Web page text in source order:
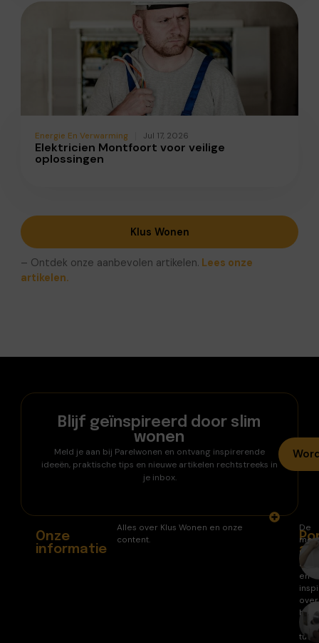
Energie En Verwarming Jul 17, 2026
Elektricien Montfoort voor veilige
oplossingen
Klus Wonen
– Ontdek onze aanbevolen artikelen. Lees onze
artikelen.
Blijf geïnspireerd door slim
wonen
Meld je aan bij Parelwonen en ontvang inspirerende
ideeën, praktische tips en nieuwe artikelen rechtstreeks in
je inbox.
Onze
informatie
Alles over Klus Wonen en onze
content.
De
en
over
huis
en
tuin.